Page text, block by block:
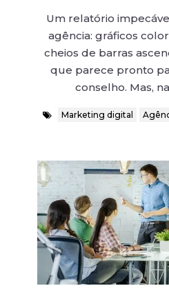
Um relatório
agência: gráficos
cheios de barras
que parece pronto
conselho. Mas,
Marketing digital